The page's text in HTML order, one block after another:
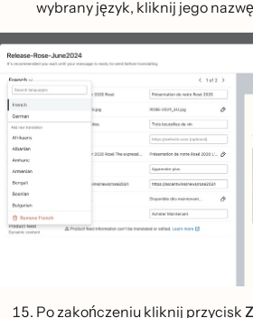
wybrany język, kliknij jego
Po zakończeniu kliknij przycisk